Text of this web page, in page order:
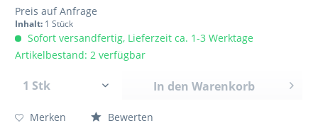
Preis auf Anfrage
Inhalt: 1 Stück
Sofort versandfertig, Lieferzeit ca. 1-3 Werktage
Artikelbestand: 2 verfügbar
In den Warenkorb
Merken Bewerten